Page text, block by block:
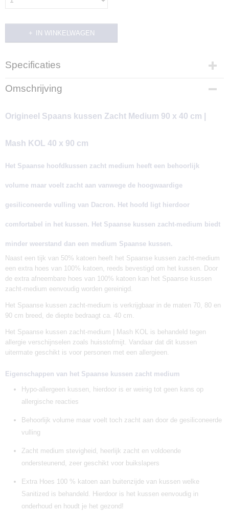
IN WINKELWAGEN
Specificaties
Productcode
KOL-90-1
8423241021559
Mash
90 x 40 x 14 cm
Omschrijving
Origineel Spaans kussen Zacht Medium 90 x 40 cm |
Mash KOL 40 x 90 cm
Het Spaanse hoofdkussen zacht medium heeft een behoorlijk
volume maar voelt zacht aan vanwege de hoogwaardige
gesiliconeerde vulling van Dacron. Het hoofd ligt hierdoor
comfortabel in het kussen. Het Spaanse kussen zacht-medium biedt
minder weerstand dan een medium Spaanse kussen.
Naast een tijk van 50% katoen heeft het Spaanse kussen zacht-medium
een extra hoes van 100% katoen, reeds bevestigd om het kussen. Door
de extra afneembare hoes van 100% katoen kan het Spaanse kussen
zacht-medium eenvoudig worden gereinigd.
Het Spaanse kussen zacht-medium is verkrijgbaar in de maten 70, 80 en
90 cm breed, de diepte bedraagt ca. 40 cm.
Het Spaanse kussen zacht-medium | Mash KOL is behandeld tegen
allergie verschijnselen zoals huisstofmijt. Vandaar dat dit kussen
uitermate geschikt is voor personen met een allergieen.
Eigenschappen van het Spaanse kussen zacht medium
Hypo-allergeen kussen, hierdoor is er weinig tot geen kans op
allergische reacties
Behoorlijk volume maar voelt toch zacht aan door de gesiliconeerde
vulling
Zacht medium stevigheid, heerlijk zacht en voldoende
ondersteunend, zeer geschikt voor buikslapers
Extra Hoes 100 % katoen aan buitenzijde van kussen welke
Sanitized is behandeld. Hierdoor is het kussen eenvoudig in
onderhoud en houdt je het gezond!